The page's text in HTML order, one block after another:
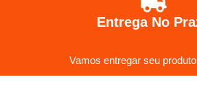
Entrega No
Vamos entregar seu